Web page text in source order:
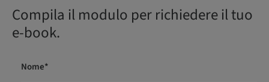
Compila il modulo per richiedere il tuo
e-book.